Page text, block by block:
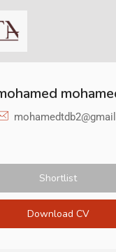
Shortlist
Download CV